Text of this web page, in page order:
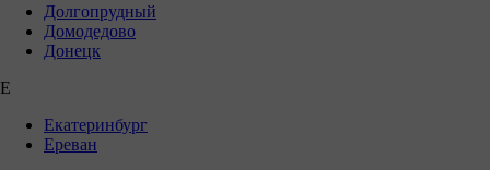
Долгопрудный
Домодедово
Донецк
Е
Екатеринбург
Ереван